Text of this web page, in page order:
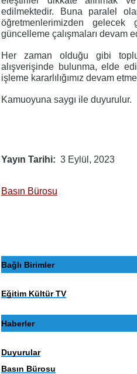
edilmektedir. Buna paralel
öğretmenlerimizden
güncelleme çalışmaları devam
Her zaman olduğu gibi
alışverişinde bulunma, elde
işleme kararlılığımız devam
Kamuoyuna saygı ile duyurulur.
Yayın Tarihi 3 Eylül, 2023
Basın Bürosu
Bağlı Birimler
Eğitim Kültür TV
Haberler
Duyurular
Basın Bürosu